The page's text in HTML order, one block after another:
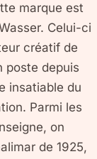
marque est
Celui-ci
créatif de
poste depuis
insatiable du
Parmi les
on
de 1925,